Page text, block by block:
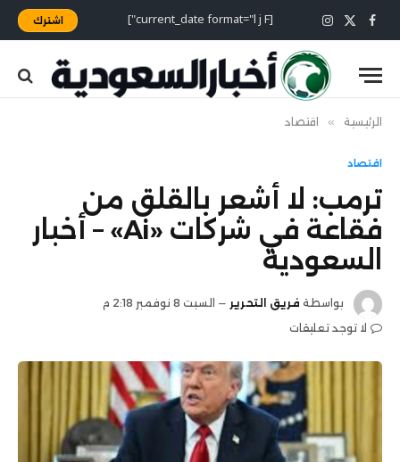
فيسبوك
X
(Twitter)
الانستغرام [current_date format="l j F"] اشترك
الرئيسية » اقتصاد
اقتصاد
ترمب: لا أشعر بالقلق من
فقاعة في شركات «Ai» – أخبار
السعودية
بواسطة فريق التحرير
السبت 8 نوفمبر 2:18 م
لا توجد تعليقات